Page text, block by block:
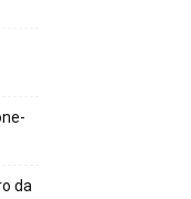
da